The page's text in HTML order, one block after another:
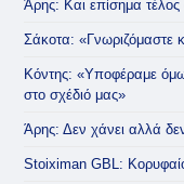
Άρης: Και επίσημα
Σάκοτα: «Γνωριζόμαστε
Κόντης: «Υποφέραμε
στο σχέδιό μας»
Άρης: Δεν χάνει αλλά δεν
Stoiximan GBL: